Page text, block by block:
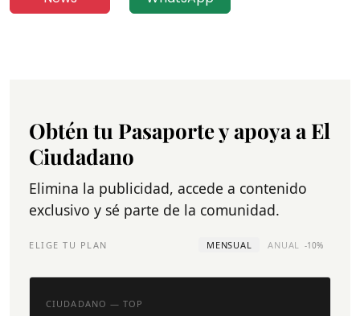
Obtén tu Pasaporte y apoya a El
Ciudadano
Elimina la publicidad, accede a contenido
exclusivo y sé parte de la comunidad.
ELIGE TU PLAN MENSUAL ANUAL -10%
CIUDADANO — TOP